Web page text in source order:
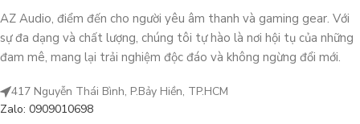
AZ Audio, điểm đến cho người yêu âm thanh và gaming gear. Với
sự đa dạng và chất lượng, chúng tôi tự hào là nơi hội tụ của những
đam mê, mang lại trải nghiệm độc đáo và không ngừng đổi mới.
417 Nguyễn Thái Bình, P.Bảy Hiền, TP.HCM
Zalo: 0909010698